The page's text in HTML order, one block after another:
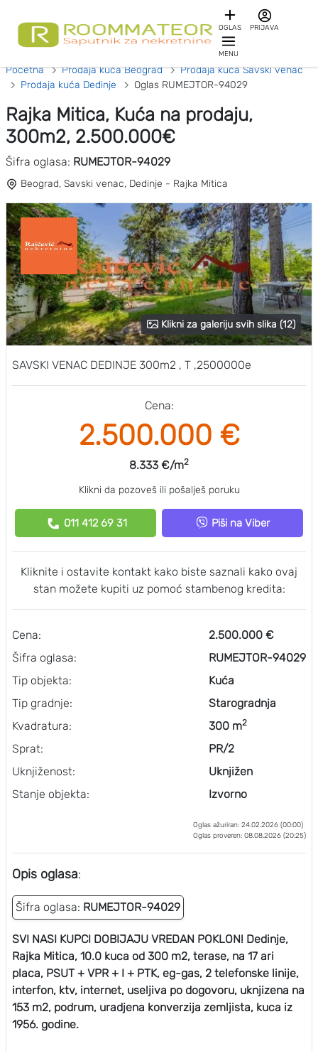
OGLAS PRIJAVA
MENU
Početna Prodaja kuća Beograd
Prodaja kuća Savski venac
Prodaja kuća Dedinje
Oglas RUMEJTOR-94029
Rajka Mitica, Kuća na prodaju,
300m2, 2.500.000€
Šifra oglasa: RUMEJTOR-94029
Beograd, Savski venac, Dedinje - Rajka Mitica
Klikni za galeriju svih slika (12)
SAVSKI VENAC DEDINJE 300m2 , T ,2500000e
Cena:
2.500.000 €
8.333 €/m2
Klikni da pozoveš ili pošalješ poruku
011 412 69 31 Piši na Viber
Kliknite i ostavite kontakt kako biste saznali kako ovaj
stan možete kupiti uz pomoć stambenog kredita:
Cena:
Šifra oglasa:
Tip objekta:
Tip gradnje:
Kvadratura:
Sprat:
Uknjiženost:
Stanje objekta:
2.500.000 €
RUMEJTOR-94029
Kuća
Starogradnja
300 m2
PR/2
Uknjižen
Izvorno
Oglas ažuriran: 24.02.2026 (00:00)
Oglas proveren: 08.08.2026 (20:25)
Opis oglasa:
Šifra oglasa: RUMEJTOR-94029
SVI NASI KUPCI DOBIJAJU VREDAN POKLON! Dedinje,
Rajka Mitica, 10.0 kuca od 300 m2, terase, na 17 ari
placa, PSUT + VPR + I + PTK, eg-gas, 2 telefonske linije,
interfon, ktv, internet, useljiva po dogovoru, uknjizena na
153 m2, podrum, uradjena konverzija zemljista, kuca iz
1956. godine.